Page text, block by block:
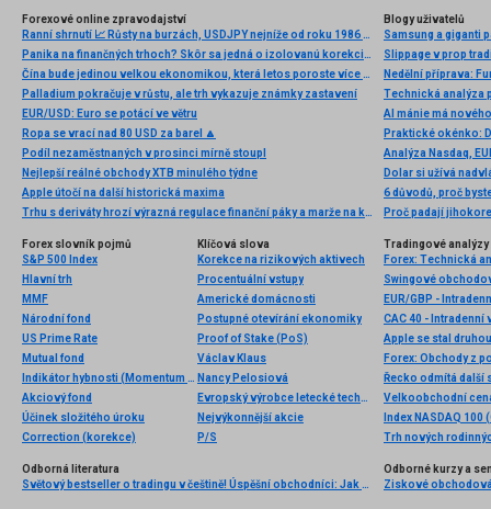
Forexové online zpravodajství
Ranní shrnutí 📈 Růsty na burzách, USDJPY nejníže od roku 1986 (30.06.2026)
Panika na finančných trhoch? Skôr sa jedná o izolovanú korekciu na akciách.
Čína bude jedinou velkou ekonomikou, která letos poroste více než loni
Palladium pokračuje v růstu, ale trh vykazuje známky zastavení
EUR/USD: Euro se potácí ve větru
Ropa se vrací nad 80 USD za barel 🔼
Podíl nezaměstnaných v prosinci mírně stoupl
Nejlepší reálné obchody XTB minulého týdne
Apple útočí na další historická maxima
Trhu s deriváty hrozí výrazná regulace finanční páky a marže na konkrétní pozice. Každý se může postavit proti
Blogy uživatelů
Samsung a giganti
Slippage v prop
Nedělní příprava:
AI mánie má
Praktické okénko:
Analýza Nasdaq,
Dolar si užívá
Proč padají
Forex slovník pojmů
S&P 500 Index
Hlavní trh
MMF
Národní fond
US Prime Rate
Mutual fond
Indikátor hybnosti (Momentum indicator)
Akciový fond
Účinek složitého úroku
Correction (korekce)
Klíčová slova
Korekce na rizikových aktivech
Procentuální vstupy
Americké domácnosti
Postupné otevírání ekonomiky
Proof of Stake (PoS)
Václav Klaus
Nancy Pelosiová
Evropský výrobce letecké techniky
Nejvýkonnější akcie
P/S
Tradingové analýzy
Forex: Technická
Swingové
EUR/GBP -
CAC 40 - Intradenní
Forex: Obchody z
Řecko odmítá další
Index NASDAQ
Trh nových
Odborná literatura
Světový bestseller o tradingu v češtině! Úspěšní obchodníci: Jak běžní lidé porážejí Wall Street v jeho vlastní hře
Odborné kurzy a